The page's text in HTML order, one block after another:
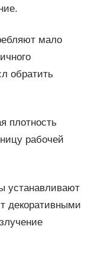
мало
обратить
плотность
рабочей
устанавливают
декоративными